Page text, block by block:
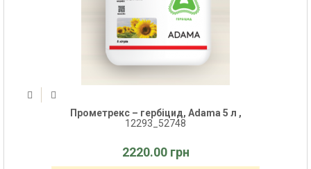
Прометрекс – гербіцид, Adama 5 л ,
12293_52748
2220.00 грн